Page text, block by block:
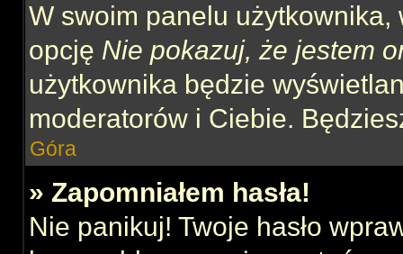
W swoim panelu użytkownika,
opcję Nie pokazuj, że jestem
użytkownika będzie
moderatorów i Ciebie.
Góra
» Zapomniałem hasła!
Nie panikuj! Twoje hasło